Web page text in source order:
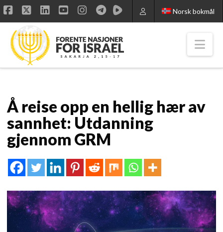
Norsk bokmål
Facebook
X LinkedIn
YouTube
Instagram
Å reise opp en hellig hær av
sannhet: Utdanning
gjennom GRM